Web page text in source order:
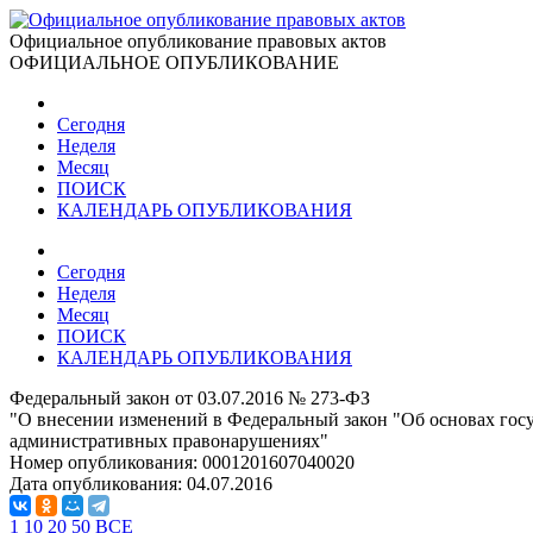
Официальное опубликование правовых актов
ОФИЦИАЛЬНОЕ ОПУБЛИКОВАНИЕ
Сегодня
Неделя
Месяц
ПОИСК
КАЛЕНДАРЬ ОПУБЛИКОВАНИЯ
Сегодня
Неделя
Месяц
ПОИСК
КАЛЕНДАРЬ ОПУБЛИКОВАНИЯ
Федеральный закон от 03.07.2016 № 273-ФЗ
"О внесении изменений в Федеральный закон "Об основах
административных правонарушениях"
Номер опубликования: 0001201607040020
Дата опубликования: 04.07.2016
1 10 20 50 ВСЕ